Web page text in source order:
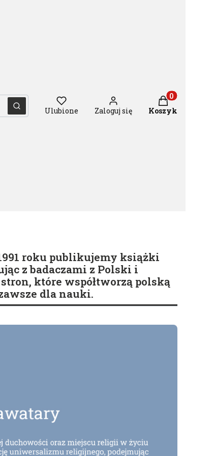
Szukaj Ulubione Zaloguj się
Produkty w
Koszyk
roku publikujemy książki
z badaczami z Polski i
które współtworzą polską
dla nauki.